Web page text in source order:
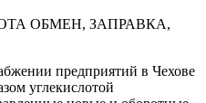
ОБМЕН, ЗАПРАВКА,
предприятий в Чехове
углекислотой